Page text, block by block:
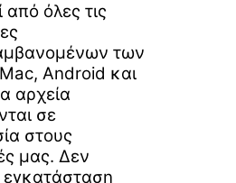
από όλες τις
των
Android και
αρχεία
σε
στους
μας. Δεν
εγκατάσταση